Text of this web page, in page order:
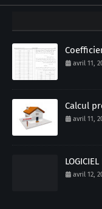
avril 11,
Calcul
avril 11,
avril 12,